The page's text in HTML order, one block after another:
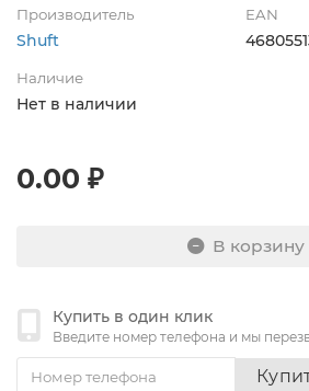
Производитель
Shuft
EAN
Наличие
Нет в наличии
0.00 ₽
В корзину
Купить в один клик
Введите номер телефона и мы